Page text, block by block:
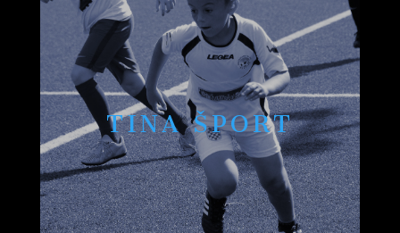
TINA ŠPORT